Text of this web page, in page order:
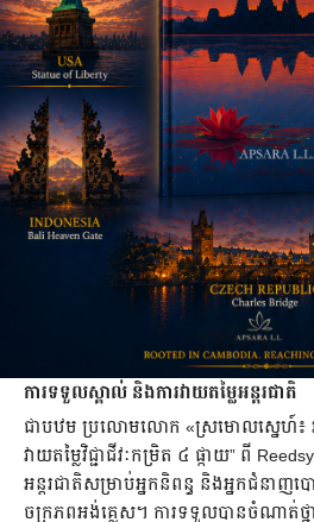
ការទទួលស្គាល់ និងការវាយតម្លៃអន្តរជាតិ
ជាបឋម ប្រលោមលោក «ស្រមោលស្នេហ៍៖
វាយតម្លៃវិជ្ជាជីវៈកម្រិត ៤ ផ្កាយ” ពី
អន្តរជាតិសម្រាប់អ្នកនិពន្ធ និងអ្នកជំនាញ
ចក្រភពអង់គ្លេស។ ការទទួលបានចំណាត់ថ្